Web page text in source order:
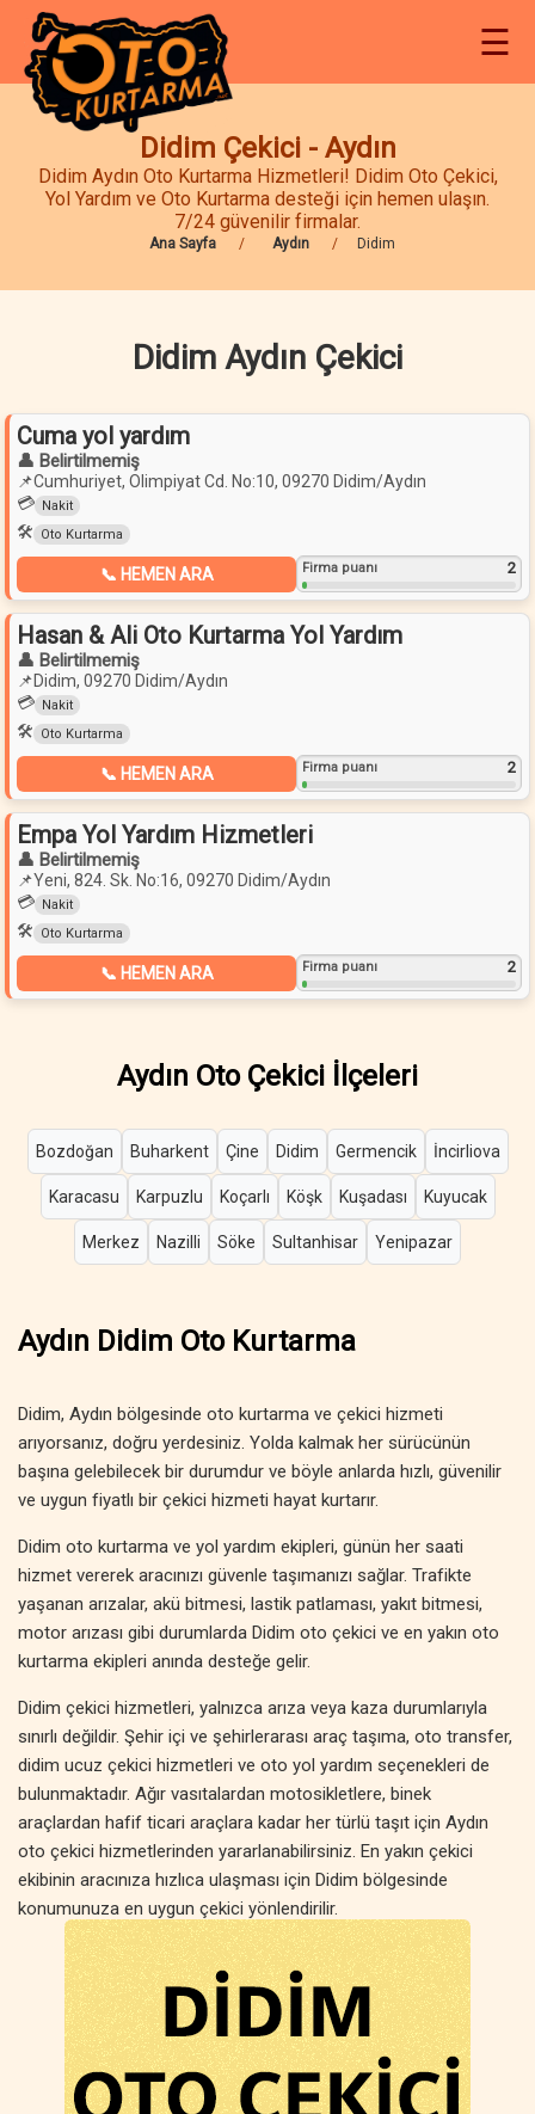
☰
Didim Çekici - Aydın
Didim Aydın Oto Kurtarma Hizmetleri! Didim Oto Çekici,
Yol Yardım ve Oto Kurtarma desteği için hemen ulaşın.
7/24 güvenilir firmalar.
Ana Sayfa Aydın Didim
Didim Aydın Çekici
Cuma yol yardım
👤 Belirtilmemiş
📌Cumhuriyet, Olimpiyat Cd. No:10, 09270 Didim/Aydın
💳 Nakit
🛠️ Oto Kurtarma
📞 HEMEN ARA Firma puanı 2
Hasan & Ali Oto Kurtarma Yol Yardım
👤 Belirtilmemiş
📌Didim, 09270 Didim/Aydın
💳 Nakit
🛠️ Oto Kurtarma
📞 HEMEN ARA Firma puanı 2
Empa Yol Yardım Hizmetleri
👤 Belirtilmemiş
📌Yeni, 824. Sk. No:16, 09270 Didim/Aydın
💳 Nakit
🛠️ Oto Kurtarma
📞 HEMEN ARA Firma puanı 2
Aydın Oto Çekici İlçeleri
Bozdoğan Buharkent Çine Didim Germencik İncirliova
Karacasu Karpuzlu Koçarlı Köşk Kuşadası Kuyucak
Merkez Nazilli Söke Sultanhisar Yenipazar
Aydın Didim Oto Kurtarma
Didim, Aydın bölgesinde oto kurtarma ve çekici hizmeti
arıyorsanız, doğru yerdesiniz. Yolda kalmak her sürücünün
başına gelebilecek bir durumdur ve böyle anlarda hızlı, güvenilir
ve uygun fiyatlı bir çekici hizmeti hayat kurtarır.
Didim oto kurtarma ve yol yardım ekipleri, günün her saati
hizmet vererek aracınızı güvenle taşımanızı sağlar. Trafikte
yaşanan arızalar, akü bitmesi, lastik patlaması, yakıt bitmesi,
motor arızası gibi durumlarda Didim oto çekici ve en yakın oto
kurtarma ekipleri anında desteğe gelir.
Didim çekici hizmetleri, yalnızca arıza veya kaza durumlarıyla
sınırlı değildir. Şehir içi ve şehirlerarası araç taşıma, oto transfer,
didim ucuz çekici hizmetleri ve oto yol yardım seçenekleri de
bulunmaktadır. Ağır vasıtalardan motosikletlere, binek
araçlardan hafif ticari araçlara kadar her türlü taşıt için Aydın
oto çekici hizmetlerinden yararlanabilirsiniz. En yakın çekici
ekibinin aracınıza hızlıca ulaşması için Didim bölgesinde
konumunuza en uygun çekici yönlendirilir.
Aydın oto kurtarma hizmetleri, sadece acil yol yardımıyla sınırlı
değildir. Planlı araç taşıma, özel çekici hizmetleri, oto transfer ve
araç nakliyesi gibi farklı çözümler sunulmaktadır. Didim
bölgesinde çekici fiyatları, hizmetin kapsamına ve mesafeye
göre değişse de, her bütçeye uygun seçenekler mevcuttur.
Uygun fiyatlı oto kurtarma ve didim çekici hizmeti ile aracınız